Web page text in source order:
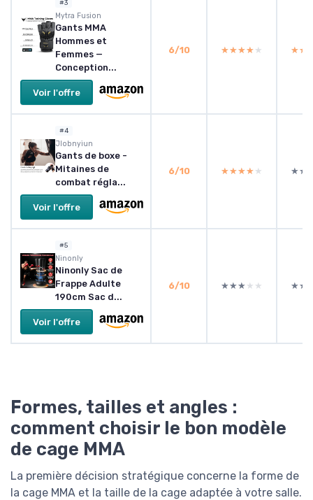
#3
Mytra Fusion
Gants MMA
Hommes et
Femmes —
Conception...
Voir l'offre
6/10 ★★★★★
★★★★★
#4
Jlobnyiun
Gants de boxe -
Mitaines de
combat régla...
Voir l'offre
6/10 ★★★★★
★★★★★
#5
Ninonly
Ninonly Sac de
Frappe Adulte
190cm Sac d...
Voir l'offre
6/10 ★★★★★
★★★★★
Formes, tailles et angles :
comment choisir le bon modèle
de cage MMA
La première décision stratégique concerne la forme de
la cage MMA et la taille de la cage adaptée à votre salle.